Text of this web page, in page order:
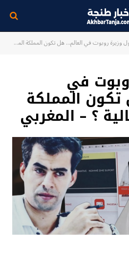
وزيرة روبوت في العالم… هل تكون المملكة المغربية التالية ؟ – المغربي
في
المملكة
؟ – المغربي